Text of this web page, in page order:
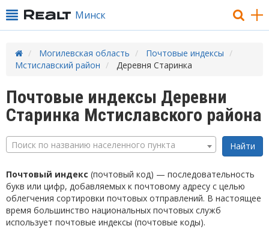
Минск
Могилевская область
Почтовые индексы
Мстиславский район
Деревня Старинка
Почтовые индексы Деревни
Старинка Мстиславского района
Поиск по названию населенного пункта
Почтовый индекс (почтовый код) — последовательность
букв или цифр, добавляемых к почтовому адресу с целью
облегчения сортировки почтовых отправлений. В настоящее
время большинство национальных почтовых служб
использует почтовые индексы (почтовые коды).